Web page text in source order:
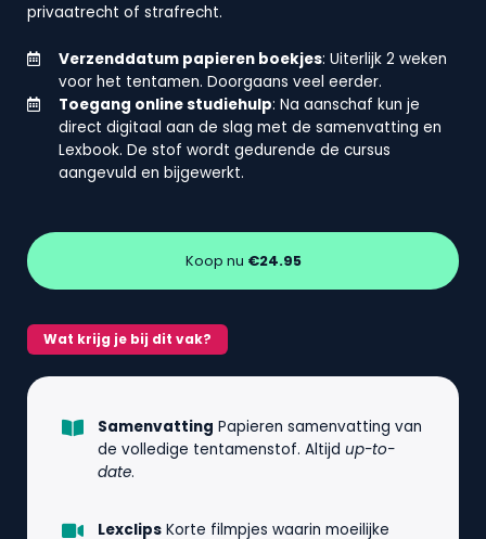
privaatrecht of strafrecht.
Verzenddatum papieren boekjes: Uiterlijk 2 weken
voor het tentamen. Doorgaans veel eerder.
Toegang online studiehulp: Na aanschaf kun je
direct digitaal aan de slag met de samenvatting en
Lexbook. De stof wordt gedurende de cursus
aangevuld en bijgewerkt.
Koop nu €24.95
Wat krijg je bij dit vak?
Samenvatting Papieren samenvatting van
de volledige tentamenstof. Altijd up-to-
date.
LexclipsKorte filmpjes waarin moeilijke